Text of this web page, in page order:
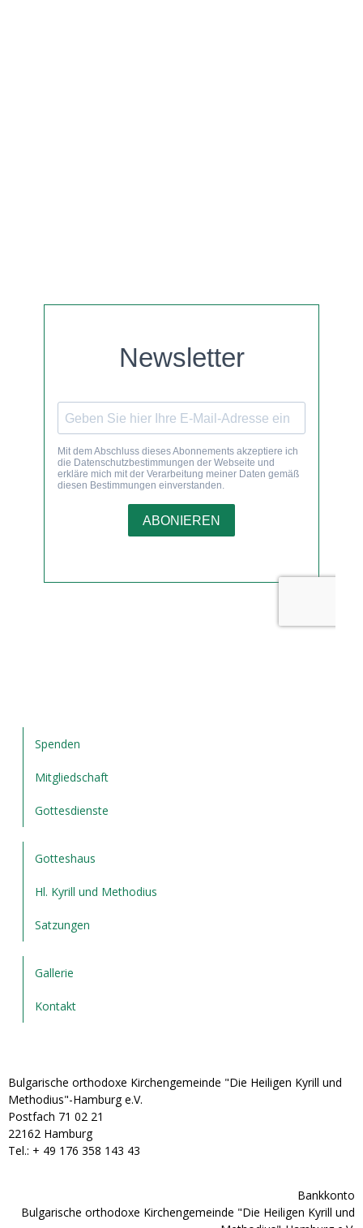
Spenden
Mitgliedschaft
Gottesdienste
Gotteshaus
Hl. Kyrill und Methodius
Satzungen
Gallerie
Kontakt
Bulgarische orthodoxe Kirchengemeinde "Die Heiligen Kyrill und
Methodius"-Hamburg e.V.
Postfach 71 02 21
22162 Hamburg
Tel.: + ‭49 176 358 143 43‬
Bankkonto
Bulgarische orthodoxe Kirchengemeinde "Die Heiligen Kyrill und